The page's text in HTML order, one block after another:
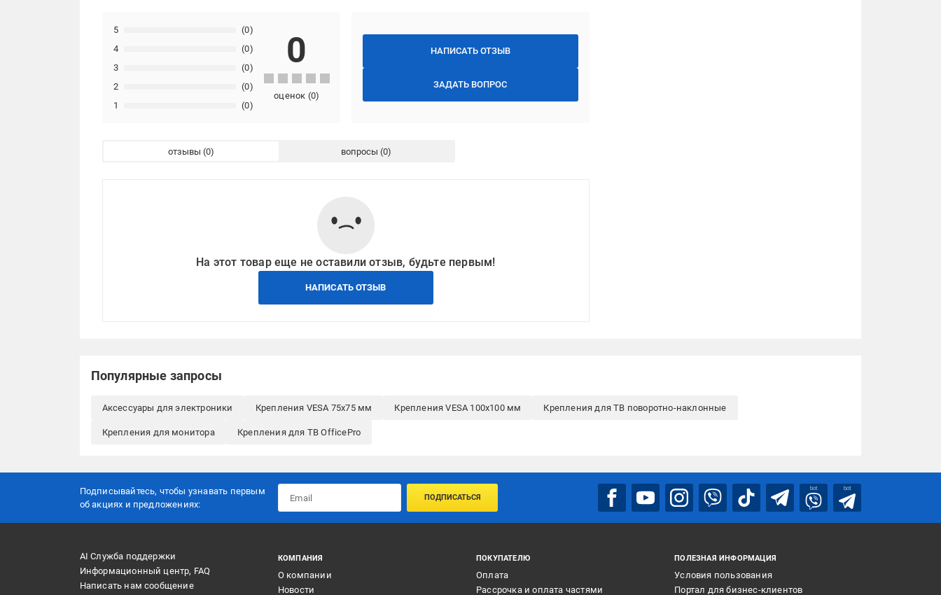
НАПИСАТЬ ОТЗЫВ
ЗАДАТЬ ВОПРОС
1 (0)
2 (0)
3 (0)
4 (0)
5 (0)
0
оценок (0)
отзывы вопросы
На этот товар еще не оставили отзыв, будьте первым!
НАПИСАТЬ ОТЗЫВ
Популярные запросы
Аксессуары для электроники Крепления VESA 75x75 мм Крепления VESA 100x100 мм Крепления для ТВ поворотно-наклонные
Крепления для монитора Крепления для ТВ OfficePro
Подписывайтесь, чтобы узнавать первым
об акцияx и предложениях:
ПОДПИСАТЬСЯ
bot bot
AI Служба поддержки
Информационный центр, FAQ
Написать нам сообщение
КОМПАНИЯ
О компании
Новости
ПОКУПАТЕЛЮ
Оплата
Рассрочка и оплата частями
ПОЛЕЗНАЯ ИНФОРМАЦИЯ
Условия пользования
Портал для бизнес-клиентов